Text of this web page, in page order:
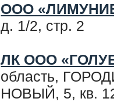
ООО
д. 1/2, стр. 2
ЛК ООО
область,
НОВЫЙ, 5, кв.